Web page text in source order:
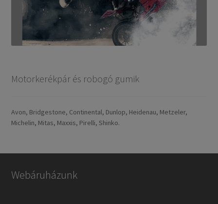
Motorkerékpár és robogó gumik
Avon, Bridgestone, Continental, Dunlop, Heidenau, Metzeler,
Michelin, Mitas, Maxxis, Pirelli, Shinko.
Webáruházunk